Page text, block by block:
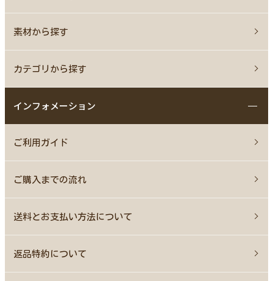
素材から探す
カテゴリから探す
インフォメーション
ご利用ガイド
ご購入までの流れ
送料とお支払い方法について
返品特約について